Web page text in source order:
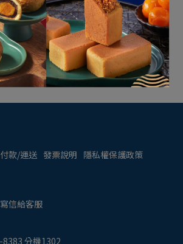
協助後續中獎發票處理。
付款/運送 發票說明 隱私權保護政策
寫信給客服
分機1302